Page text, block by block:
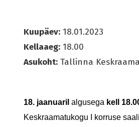
Kuupäev: 18.01.2023
Kellaaeg: 18.00
Asukoht: Tallinna
18. jaanuaril algusega kell
Keskraamatukogu I korruse